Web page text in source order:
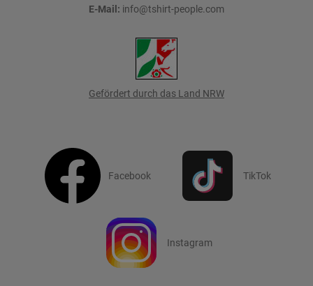
E-Mail: info@tshirt-people.com
Gefördert durch das Land NRW
Facebook TikTok
Instagram